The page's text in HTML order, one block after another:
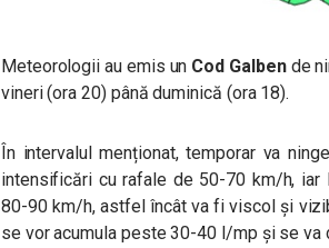
Meteorologii au emis un Cod Galbende
vineri (ora 20) până duminică (ora 18).
În intervalul menționat, temporar va
intensificări cu rafale de 50-70 km/h,
80-90 km/h, astfel încât va fi viscol și
se vor acumula peste 30-40 l/mp și se